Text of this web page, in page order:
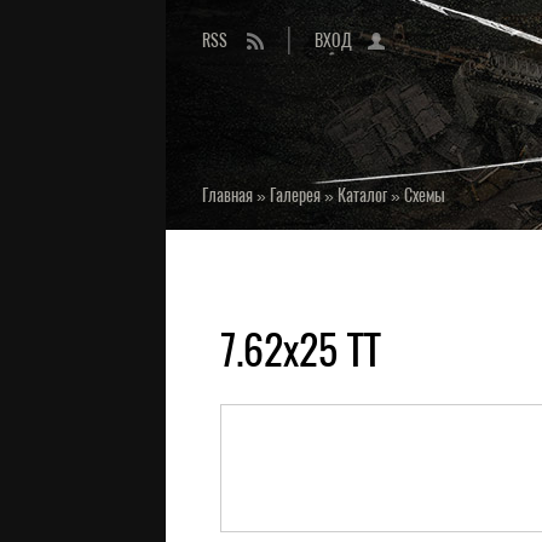
RSS ВХОД
Главная» Галерея»Каталог»Схемы
7.62х25 ТТ